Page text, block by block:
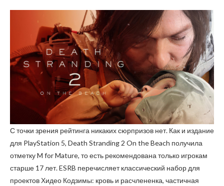
С точки зрения рейтинга никаких сюрпризов нет. Как и издание
для PlayStation 5, Death Stranding 2 On the Beach получила
отметку M for Mature, то есть рекомендована только игрокам
старше 17 лет. ESRB перечисляет классический набор для
проектов Хидео Кодзимы: кровь и расчлененка, частичная